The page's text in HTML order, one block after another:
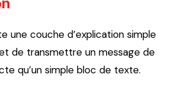
une couche d’explication simple
de transmettre un message de
qu’un simple bloc de texte.